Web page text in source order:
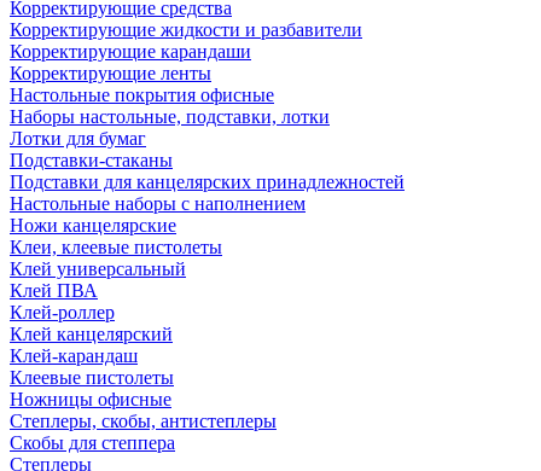
Корректирующие средства
Корректирующие жидкости и разбавители
Корректирующие карандаши
Корректирующие ленты
Настольные покрытия офисные
Наборы настольные, подставки, лотки
Лотки для бумаг
Подставки-стаканы
Подставки для канцелярских принадлежностей
Настольные наборы с наполнением
Ножи канцелярские
Клеи, клеевые пистолеты
Клей универсальный
Клей ПВА
Клей-роллер
Клей канцелярский
Клей-карандаш
Клеевые пистолеты
Ножницы офисные
Степлеры, скобы, антистеплеры
Скобы для степпера
Степлеры